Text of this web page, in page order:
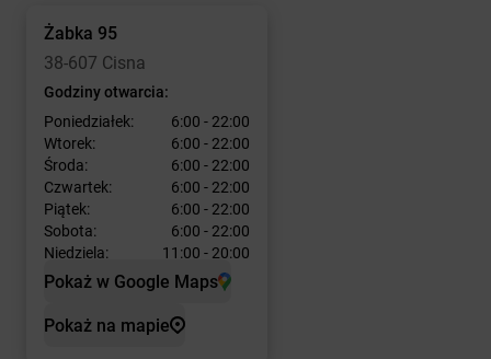
Żabka 95
38-607 Cisna
Godziny otwarcia:
Poniedziałek:
6:00 - 22:00
Wtorek:
6:00 - 22:00
Środa:
6:00 - 22:00
Czwartek:
6:00 - 22:00
Piątek:
6:00 - 22:00
Sobota:
6:00 - 22:00
Niedziela:
11:00 - 20:00
Pokaż w Google Maps
Pokaż na mapie